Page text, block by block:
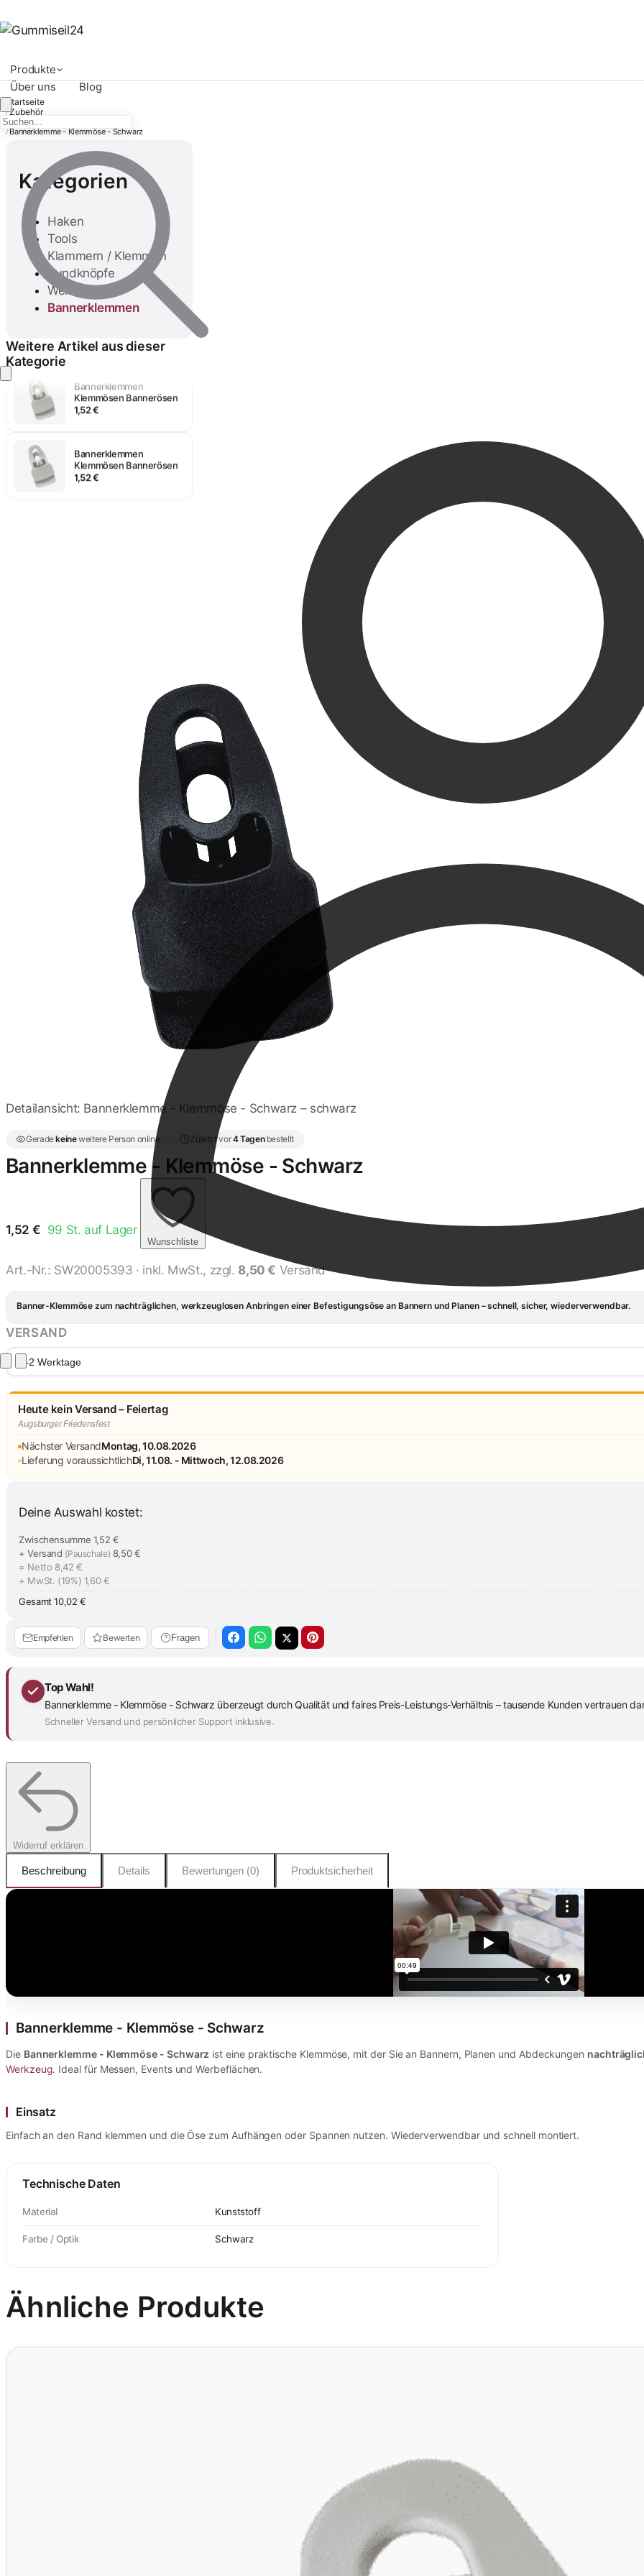
Produkte
Über uns
Blog
Anmelden
Startseite
/ Zubehör
/ Bannerklemmen
/ Bannerklemme - Klemmöse - Schwarz
Kategorien
Haken
Tools
Klammern / Klemmen
Rundknöpfe
Werkzeug
Bannerklemmen
Weitere Artikel aus dieser
Kategorie
Bannerklemmen
Klemmösen Bannerösen
1,52 €
Bannerklemmen
Klemmösen Bannerösen
1,52 €
Detailansicht: Bannerklemme - Klemmöse - Schwarz – schwarz
Geradekeineweitere Person online Zuletzt vor4 Tagenbestellt
Bannerklemme - Klemmöse - Schwarz
1,52 € 99 St. auf Lager
Wunschliste
Art.-Nr.: SW20005393 · inkl. MwSt., zzgl. 8,50 € Versand
Banner-Klemmöse zum nachträglichen, werkzeuglosen Anbringen einer Befestigungsöse an Bannern und Planen – schnell, sicher, wiederverwendbar.
VERSAND
1–2 Werktage
Heute kein Versand – Feiertag
Augsburger Friedensfest
Nächster VersandMontag, 10.08.2026
Lieferung voraussichtlichDi, 11.08. - Mittwoch, 12.08.2026
Deine Auswahl kostet:
Zwischensumme 1,52 €
+ Versand (Pauschale) 8,50 €
= Netto 8,42 €
+ MwSt. (19%) 1,60 €
Gesamt 10,02 €
Empfehlen Bewerten Fragen
Top Wahl!
Bannerklemme - Klemmöse - Schwarz überzeugt durch Qualität und faires Preis-Leistungs-Verhältnis – tausende Kunden vertrauen
Schneller Versand und persönlicher Support inklusive.
Widerruf erklären
Beschreibung Details Bewertungen (0) Produktsicherheit
Bannerklemme - Klemmöse - Schwarz
Die Bannerklemme - Klemmöse - Schwarz ist eine praktische Klemmöse, mit der Sie an Bannern, Planen und Abdeckungen
Werkzeug. Ideal für Messen, Events und Werbeflächen.
Einsatz
Einfach an den Rand klemmen und die Öse zum Aufhängen oder Spannen nutzen. Wiederverwendbar und schnell montiert.
Technische Daten
Material Kunststoff
Farbe / Optik Schwarz
Ähnliche Produkte